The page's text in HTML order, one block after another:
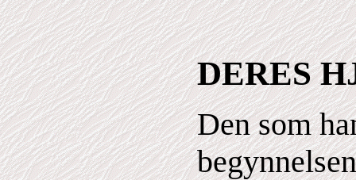
DERES
Den som